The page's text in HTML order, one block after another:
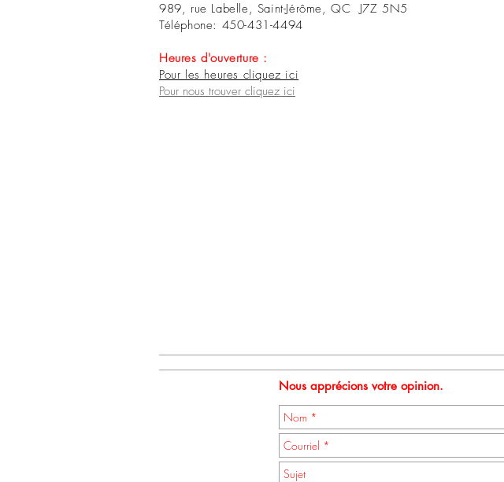
989, rue Labelle, Saint-Jérôme, QC J7Z 5N5
Téléphone: 450-431-4494
Heures d'ouverture :
Pour les heures cliquez ici
Pour nous trouver cliquez ici
Nous apprécions votre opinion.